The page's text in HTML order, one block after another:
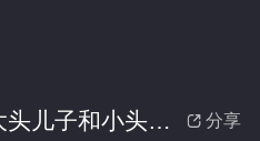
 分享
新大头儿子和小头爸爸—— 运动中国行